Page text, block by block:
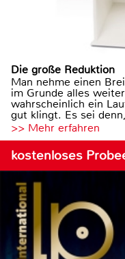
Die große Reduktion
Man nehme einen
im Grunde alles
wahrscheinlich ein
gut klingt. Es sei
>> Mehr erfahren
kostenloses